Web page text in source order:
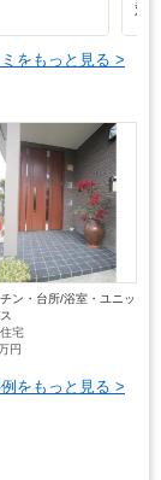
対
をもっと見る >
ン・台所/浴室・ユニッ
宅
円
をもっと見る >